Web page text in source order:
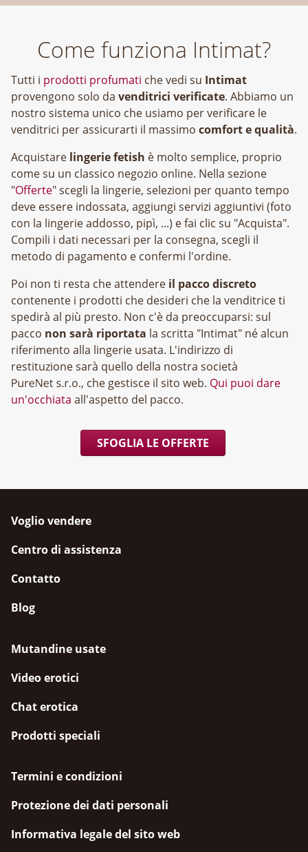
Come funziona Intimat?
Tutti i prodotti profumati che vedi su Intimat
provengono solo da venditrici verificate. Abbiamo un
nostro sistema unico che usiamo per verificare le
venditrici per assicurarti il massimo comfort e qualità.
Acquistare lingerie fetish è molto semplice, proprio
come su un classico negozio online. Nella sezione
"Offerte" scegli la lingerie, selezioni per quanto tempo
deve essere indossata, aggiungi servizi aggiuntivi (foto
con la lingerie addosso, pipì, ...) e fai clic su "Acquista".
Compili i dati necessari per la consegna, scegli il
metodo di pagamento e confermi l'ordine.
Poi non ti resta che attendere il pacco discreto
contenente i prodotti che desideri che la venditrice ti
spedirà al più presto. Non c'è da preoccuparsi: sul
pacco non sarà riportata la scritta "Intimat" né alcun
riferimento alla lingerie usata. L'indirizzo di
restituzione sarà quello della nostra società
, che gestisce il sito web. Qui puoi dare
un'occhiata all'aspetto del pacco.
SFOGLIA LE OFFERTE
Voglio vendere
Centro di assistenza
Contatto
Blog
Mutandine usate
Video erotici
Chat erotica
Prodotti speciali
Termini e condizioni
Protezione dei dati personali
Informativa legale del sito web